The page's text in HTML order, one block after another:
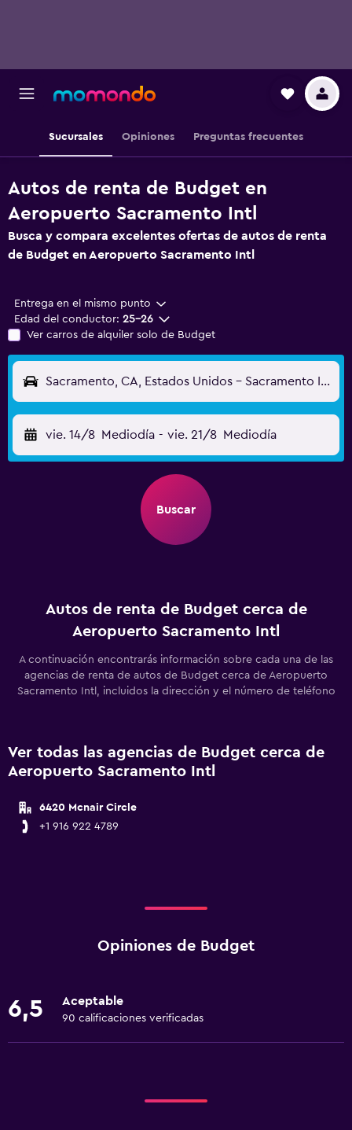
Sucursales Opiniones Preguntas frecuentes
Autos de renta de Budget en
Aeropuerto Sacramento Intl
Busca y compara excelentes ofertas de autos de renta
de Budget en Aeropuerto Sacramento Intl
Entrega en el mismo punto
Edad del conductor: 25-26
Ver carros de alquiler solo de Budget
Sacramento, CA, Estados Unidos - Sacramento Intl (SMF)
vie. 14/8 Mediodía - vie. 21/8 Mediodía
Buscar
Autos de renta de Budget cerca de
Aeropuerto Sacramento Intl
A continuación encontrarás información sobre cada una de las
agencias de renta de autos de Budget cerca de Aeropuerto
Sacramento Intl, incluidos la dirección y el número de teléfono
Ver todas las agencias de Budget cerca de
Aeropuerto Sacramento Intl
6420 Mcnair Circle
+1 916 922 4789
Opiniones de Budget
6,5 Aceptable
90 calificaciones verificadas